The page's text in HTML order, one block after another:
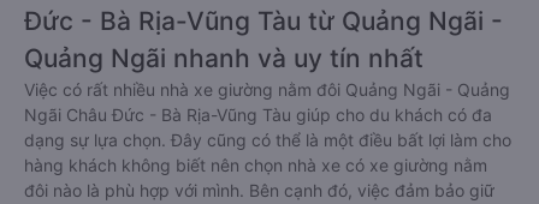
Đức - Bà Rịa-Vũng Tàu từ Quảng Ngãi -
Quảng Ngãi nhanh và uy tín nhất
Việc có rất nhiều nhà xe giường nằm đôi Quảng Ngãi - Quảng
Ngãi Châu Đức - Bà Rịa-Vũng Tàu giúp cho du khách có đa
dạng sự lựa chọn. Đây cũng có thể là một điều bất lợi làm cho
hàng khách không biết nên chọn nhà xe có xe giường nằm
đôi nào là phù hợp với mình. Bên cạnh đó, việc đảm bảo giữ